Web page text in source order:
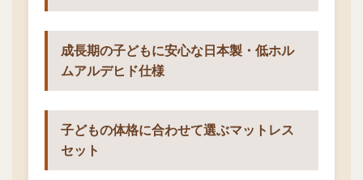
成長期の子どもに安心な日本製・低ホル
ムアルデヒド仕様
子どもの体格に合わせて選ぶマットレス
セット